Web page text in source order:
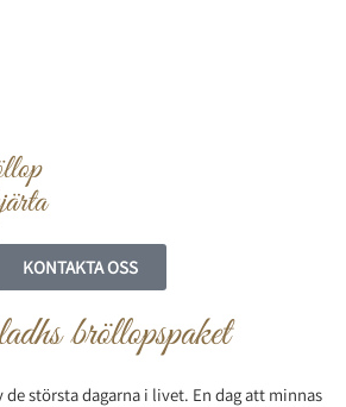
KONTAKTA OSS
bröllopspaket
de största dagarna i livet. En dag att minnas